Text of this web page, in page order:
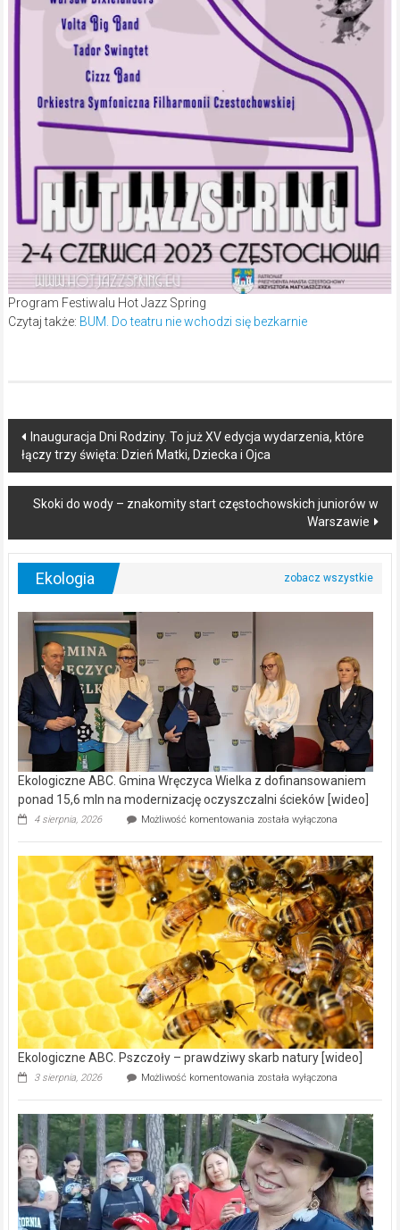
Program Festiwalu Hot Jazz Spring
Czytaj także: BUM. Do teatru nie wchodzi się bezkarnie
Post
navigation
Inauguracja Dni Rodziny. To już XV edycja wydarzenia, które
łączy trzy święta: Dzień Matki, Dziecka i Ojca
Skoki do wody – znakomity start częstochowskich juniorów w
Warszawie
Ekologia
Ekologiczne ABC. Gmina Wręczyca Wielka z dofinansowaniem
ponad 15,6 mln na modernizację oczyszczalni ścieków [wideo]
4 sierpnia, 2026 Możliwość komentowania Ekologiczne
Wręczyca
Wielka
z
dofinansowaniem
ponad
15,6
mln
na
modernizację
oczyszczalni
ścieków
[wideo]
została wyłączona
Ekologiczne ABC. Pszczoły – prawdziwy skarb natury [wideo]
3 sierpnia, 2026 Możliwość komentowania Ekologiczne
–
prawdziwy
skarb
natury
[wideo]
została wyłączona